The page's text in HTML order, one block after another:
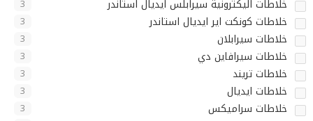
خلاطات اليكترونية سيرابلس ايديال استاندر 3
خلاطات كونكت اير ايديال استاندر 3
خلاطات سيرابلان 3
خلاطات سيرافاين دي 3
خلاطات تريند 3
خلاطات ايديال 3
خلاطات سراميكس 3